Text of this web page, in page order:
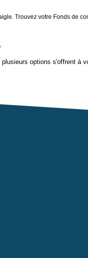
Trouvez votre Fonds de
options s'offrent à